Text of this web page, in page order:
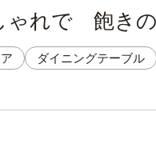
ゃれで 飽き
ダイニングテーブル